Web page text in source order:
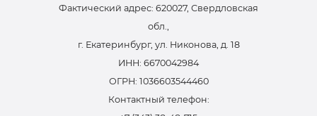
Фактический адрес: 620027, Свердловская
обл.,
г. Екатеринбург, ул. Никонова, д. 18
ИНН: 6670042984
ОГРН: 1036603544460
Контактный телефон: